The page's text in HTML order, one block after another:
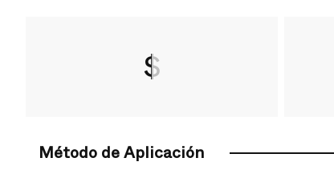
$
Método de Aplicación